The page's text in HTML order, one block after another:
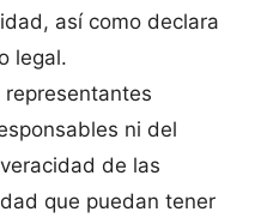
así como declara
legal.
ni del
de las
que puedan tener